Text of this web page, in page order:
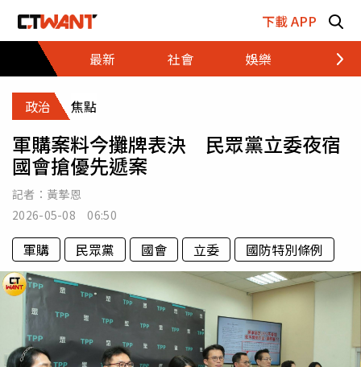
下載 APP
最新
社會 娛樂 財經
政治 焦點
軍購案料今攤牌表決 民眾黨立委夜宿
國會搶優先遞案
記者： 黃摯恩
2026-05-08 06:50
軍購 民眾黨 國會 立委 國防特別條例